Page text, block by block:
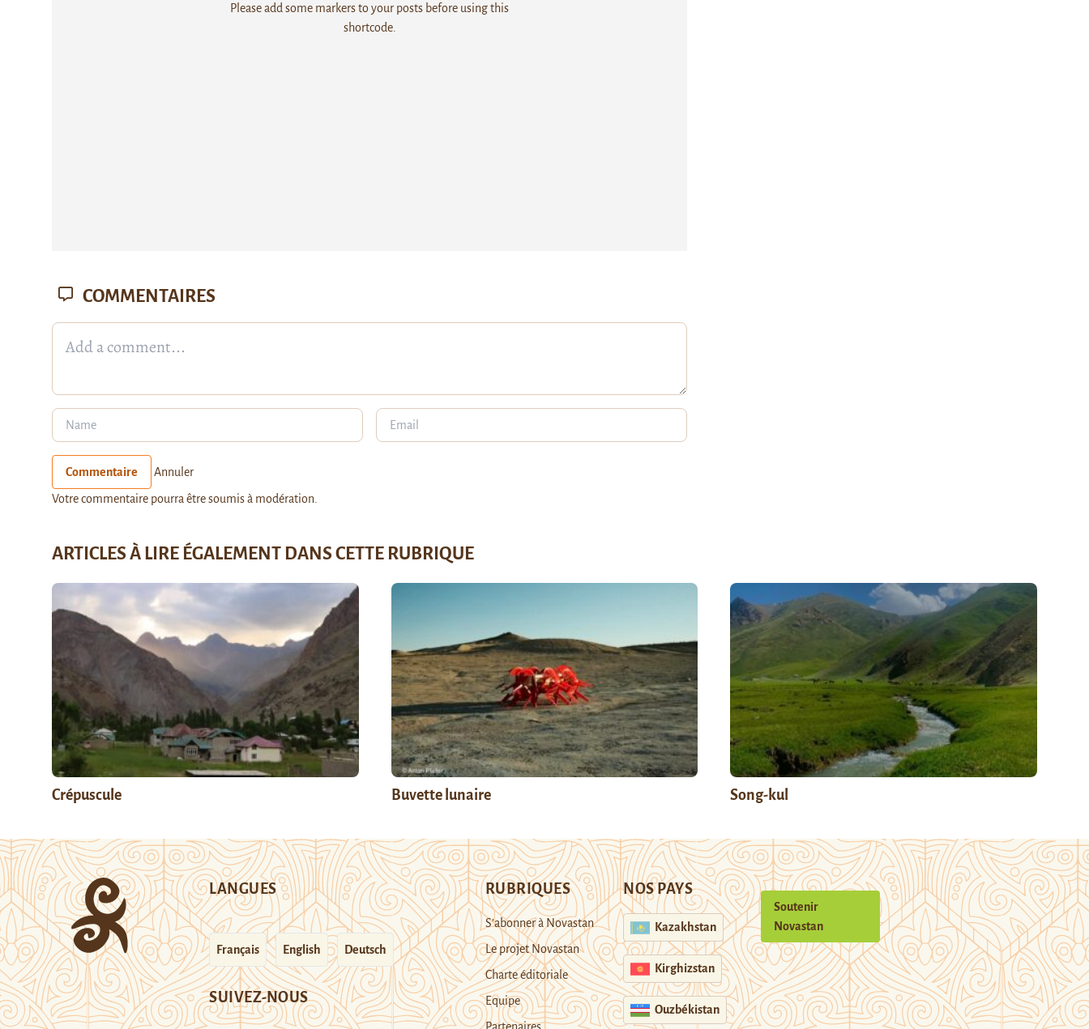
Please add some markers to your posts before using this
shortcode.
COMMENTAIRES
Commentaire Annuler
Votre commentaire pourra être soumis à modération.
ARTICLES À LIRE ÉGALEMENT DANS CETTE RUBRIQUE
Crépuscule Buvette lunaire Song-kul
LANGUES
Français English Deutsch
SUIVEZ-NOUS
RUBRIQUES
S’abonner à Novastan
Le projet Novastan
Charte éditoriale
Equipe
Partenaires
NOS PAYS
Kazakhstan
Kirghizstan
Ouzbékistan
Soutenir
Novastan